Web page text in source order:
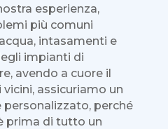
esperienza,
più comuni
intasamenti e
impianti di
avendo a cuore il
assicuriamo un
perché
prima di tutto un